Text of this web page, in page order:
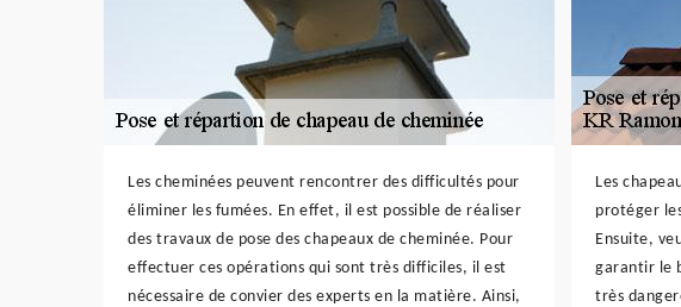
Les cheminées peuvent rencontrer des difficultés pour
éliminer les fumées. En effet, il est possible de réaliser
des travaux de pose des chapeaux de cheminée. Pour
effectuer ces opérations qui sont très difficiles, il est
nécessaire de convier des experts en la matière. Ainsi,
Les
protéger
Ensuite,
garantir le
très